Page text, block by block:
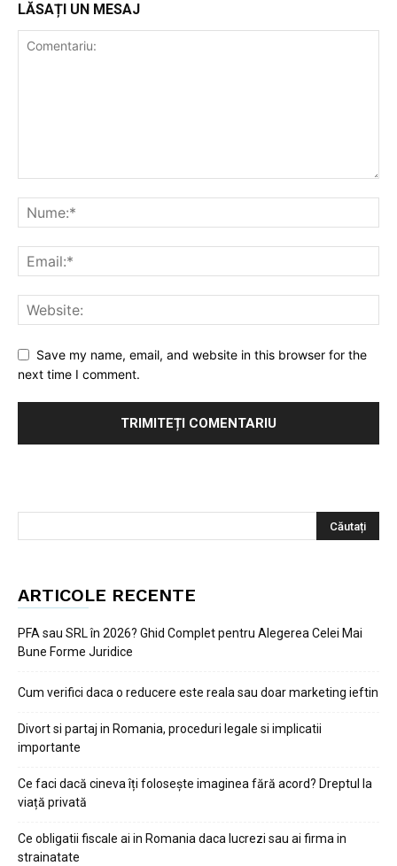
LĂSAȚI UN MESAJ
Save my name, email, and website in this browser for the
next time I comment.
ARTICOLE RECENTE
PFA sau SRL în 2026? Ghid Complet pentru Alegerea Celei Mai
Bune Forme Juridice
Cum verifici daca o reducere este reala sau doar marketing ieftin
Divort si partaj in Romania, proceduri legale si implicatii
importante
Ce faci dacă cineva îți folosește imaginea fără acord? Dreptul la
viață privată
Ce obligatii fiscale ai in Romania daca lucrezi sau ai firma in
strainatate